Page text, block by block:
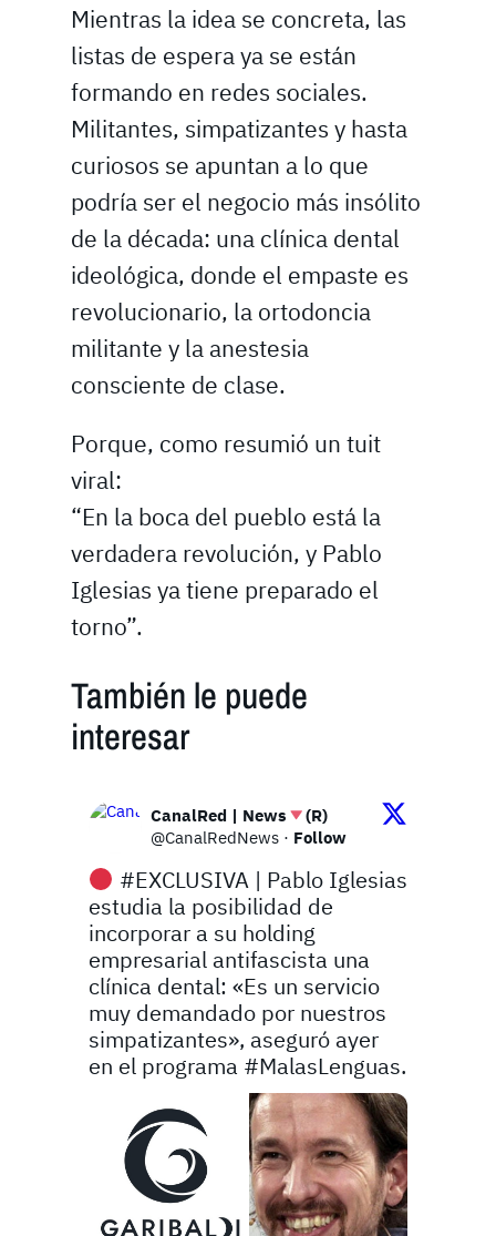
Mientras la idea se concreta, las
listas de espera ya se están
formando en redes sociales.
Militantes, simpatizantes y hasta
curiosos se apuntan a lo que
podría ser el negocio más insólito
de la década: una clínica dental
ideológica, donde el empaste es
revolucionario, la ortodoncia
militante y la anestesia
consciente de clase.
Porque, como resumió un tuit
viral:
“En la boca del pueblo está la
verdadera revolución, y Pablo
Iglesias ya tiene preparado el
torno”.
También le puede
interesar
CanalRed | News
(R)
@CanalRedNews · Follow
#EXCLUSIVA | Pablo Iglesias
estudia la posibilidad de
incorporar a su holding
empresarial antifascista una
clínica dental: «Es un servicio
muy demandado por nuestros
simpatizantes», aseguró ayer
en el programa #MalasLenguas